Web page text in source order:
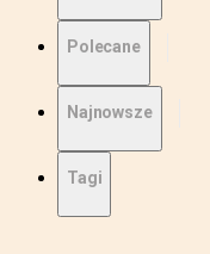
Polecane
Najnowsze
Tagi